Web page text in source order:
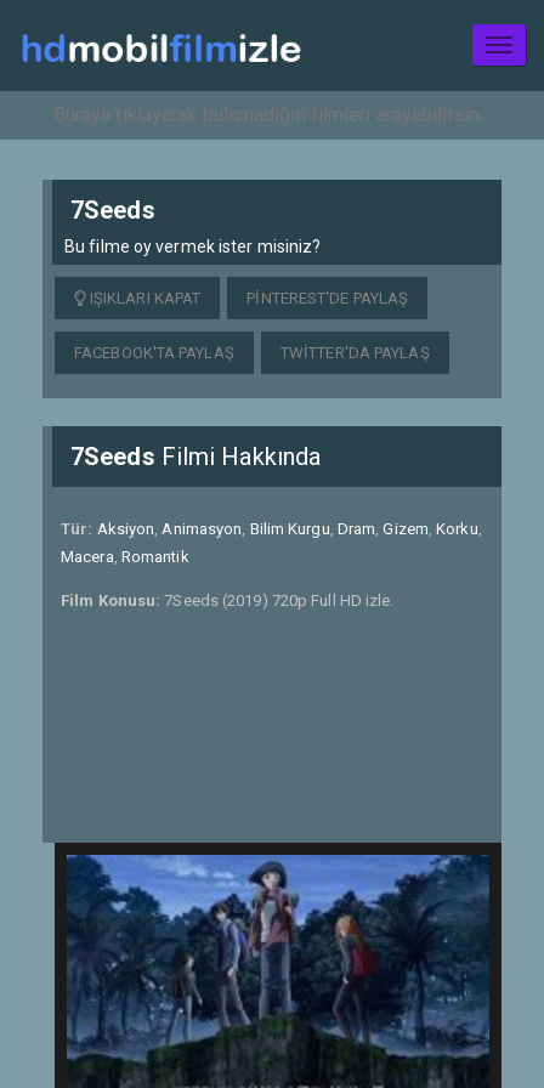
7Seeds
Bu filme oy vermek ister misiniz?
IŞIKLARI KAPAT PINTEREST'DE PAYLAŞ
FACEBOOK'TA PAYLAŞ TWITTER'DA PAYLAŞ
7Seeds Filmi Hakkında
Tür: Aksiyon,Animasyon, Bilim Kurgu, Dram,Gizem,Korku,
Macera, Romantik
Film Konusu:7Seeds (2019) 720p Full HD izle.